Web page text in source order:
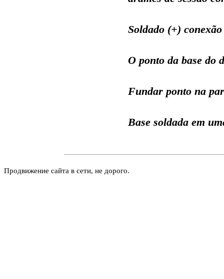
Soldado (+)
O ponto da base
Fundar ponto na
Base soldada em
Продвижение сайта в сети, не дорого.